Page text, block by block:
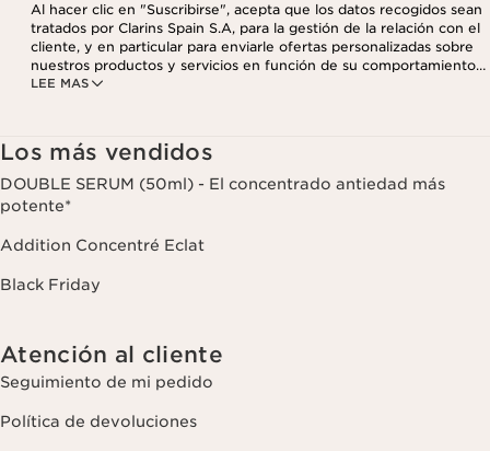
LEE MAS
Al hacer clic en "Suscribirse", acepta que los datos recogidos sean
tratados por Clarins Spain S.A, para la gestión de la relación con el
cliente, y en particular para enviarle ofertas personalizadas sobre
nuestros productos y servicios en función de su comportamiento
de compra, sus hábitos y/o intereses, incluso mediante su
momento haciendo click en el enlace para darse de baja que
aparece en cada newsletter que reciba. Para más información
sobre la gestión de sus datos y sus derechos, consulte nuestra
Los más vendidos
DOUBLE SERUM (50ml) - El concentrado antiedad más
potente*
Addition Concentré Eclat
Black Friday
Atención al cliente
Seguimiento de mi pedido
Política de devoluciones